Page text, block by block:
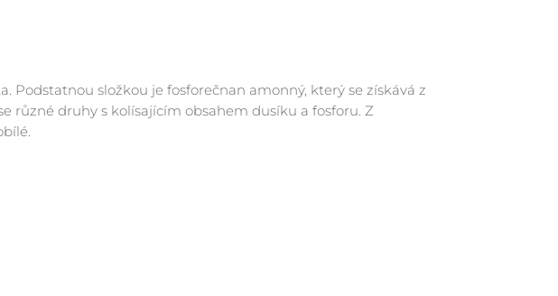
Podstatnou složkou je fosforečnan amonný, který se získává z
různé druhy s kolísajícím obsahem dusíku a fosforu. Z